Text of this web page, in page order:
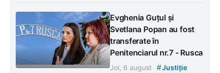
Evghenia Guțul și
Svetlana Popan au fost
transferate în
Penitenciarul nr.7 - Rusca
Joi, 6 august #Justiție